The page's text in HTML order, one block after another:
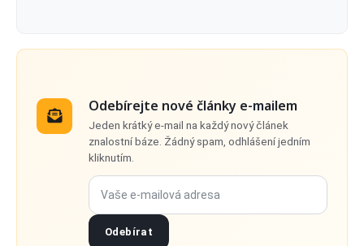
Odebírejte nové články e-mailem
Jeden krátký e-mail na každý nový článek
znalostní báze. Žádný spam, odhlášení jedním
kliknutím.
Vaše e-mailová adresa
Odebírat